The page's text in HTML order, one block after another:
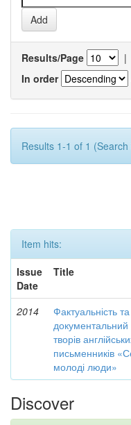
Results/Page |
In order
Results 1-1 of 1
Item hits:
Issue
Date
Title
2014
Фактуальність та
документальний
творів
письменників
молоді люди»
Discover